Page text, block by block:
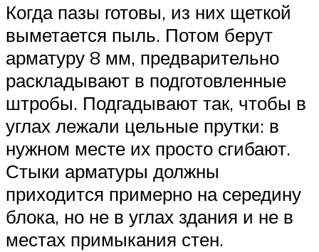
Когда пазы готовы, из них щеткой
выметается пыль. Потом берут
арматуру 8 мм, предварительно
раскладывают в подготовленные
штробы. Подгадывают так, чтобы в
углах лежали цельные прутки: в
нужном месте их просто сгибают.
Стыки арматуры должны
приходится примерно на середину
блока, но не в углах здания и не в
местах примыкания стен.